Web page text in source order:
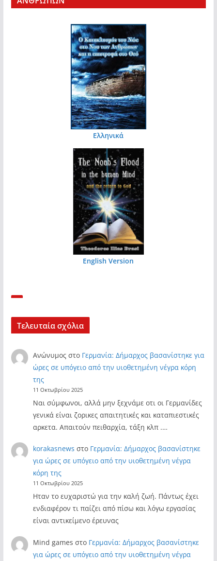
Ελληνικά
English Version
Τελευταία σχόλια
Ανώνυμος στο Γερμανία: Δήμαρχος βασανίστηκε για
ώρες σε υπόγειο από την υιοθετημένη νέγρα κόρη
της
11 Οκτωβρίου 2025
Ναι σύμφωνοι, αλλά μην ξεχνάμε οτι οι Γερμανίδες
γενικά είναι ζορικες απαιτητικές και καταπιεστικές
αρκετα. Απαιτούν πειθαρχία, τάξη κλπ .…
korakasnews στο Γερμανία: Δήμαρχος βασανίστηκε
για ώρες σε υπόγειο από την υιοθετημένη νέγρα
κόρη της
11 Οκτωβρίου 2025
Ηταν το ευχαριστώ για την καλή ζωή. Πάντως έχει
ενδιαφέρον τι παίζει από πίσω και λόγω εργασίας
είναι αντικείμενο έρευνας
Mind games στο Γερμανία: Δήμαρχος βασανίστηκε
για ώρες σε υπόγειο από την υιοθετημένη νέγρα